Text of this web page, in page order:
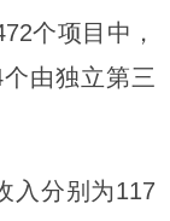
个项目中，
由独立第三
入分别为117